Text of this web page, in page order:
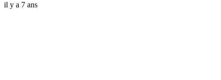
il y a 7 ans